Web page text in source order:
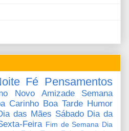
Fé Pensamentos
Novo Amizade
Semana
Carinho Boa Tarde Humor
das Mães Sábado Dia da
Feira Fim de Semana Dia